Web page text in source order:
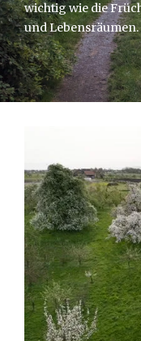
wichtig wie die
und Lebensräumen.